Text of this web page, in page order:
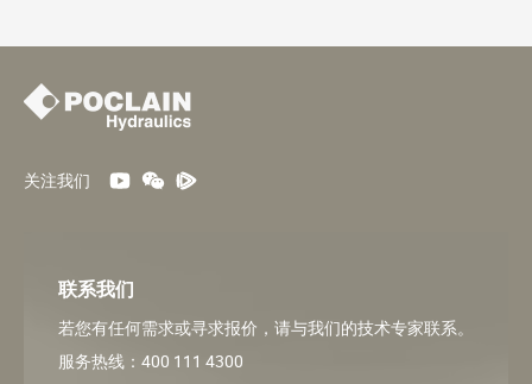
关注我们
联系我们
若您有任何需求或寻求报价，请与我们的技术专家联系。
服务热线：400 111 4300